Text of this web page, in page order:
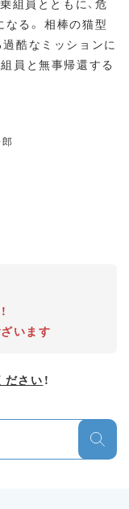
る。 相棒の猫型
過酷なミッションに
員と無事帰還する
郎
います
ださい ！